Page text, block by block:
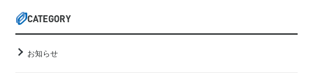
CATEGORY
お知らせ